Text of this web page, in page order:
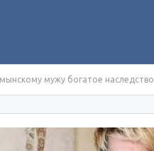
мужу богатое наследство